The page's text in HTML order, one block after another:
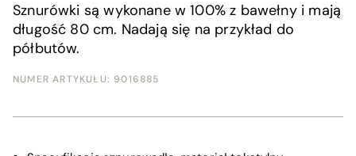
Sznurówki są wykonane w 100% z bawełny i mają
długość 80 cm. Nadają się na przykład do
półbutów.
NUMER ARTYKUŁU: 9016885